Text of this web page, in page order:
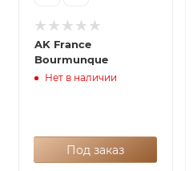
AK France
Bourmunque
Нет в наличии
Под заказ